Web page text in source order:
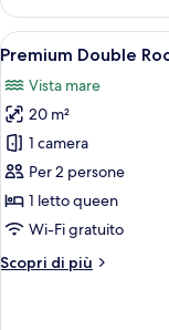
Double
Room
with
View
Apri
tutte
le
foto
per
Premium
Double
Room
Sea
12
Premium Double
Vista mare
20 m²
1 camera
Per 2 persone
1 letto queen
Wi-Fi gratuito
Scopri di più
Altri